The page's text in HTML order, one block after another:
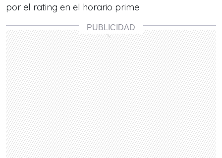
por el rating en el horario prime